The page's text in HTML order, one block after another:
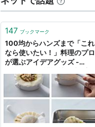
147 ブックマーク
100均からハンズまで「これ
なら使いたい！」料理のプロ
が選ぶアイデアグッズ -
族の時間をもっと楽しく